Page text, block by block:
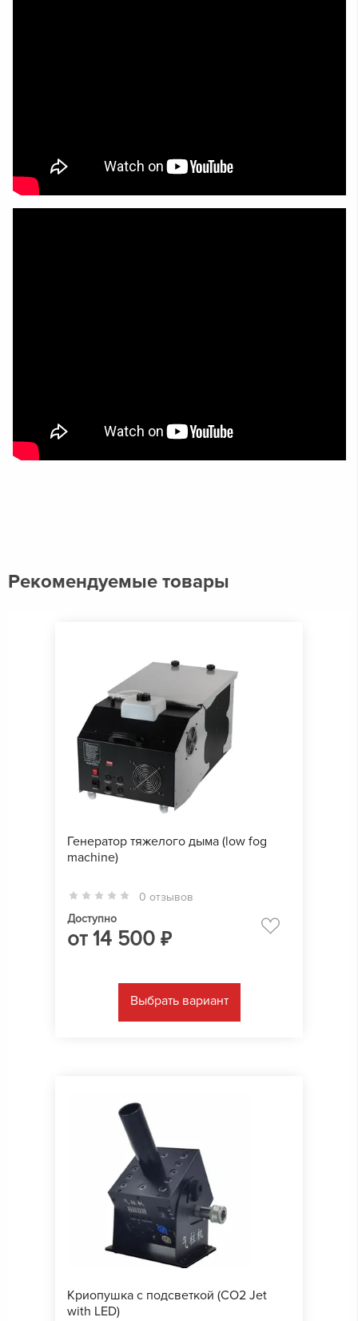
Рекомендуемые товары
Генератор тяжелого дыма (low fog
machine)
0 отзывов
Доступно
от14 500 ₽
Выбрать вариант
Криопушка с подсветкой (CO2 Jet
with LED)